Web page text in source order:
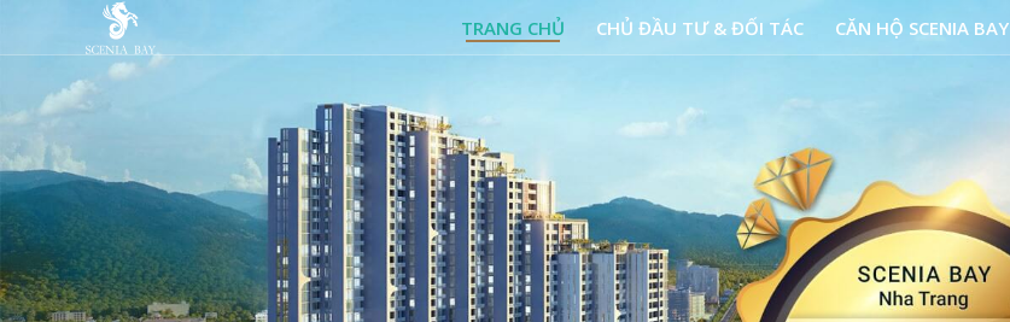
TRANG CHỦ CHỦ ĐẦU TƯ & ĐỐI TÁC CĂN HỘ SCENIA BAY